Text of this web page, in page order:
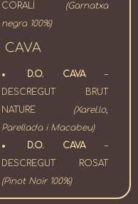
CORALÍ (Garnatxa
negra 100%)
CAVA
D.O. CAVA–
DESCREGUT BRUT
NATURE (Xarel.lo,
Parellada i Macabeu)
D.O. CAVA–
DESCREGUT ROSAT
(Pinot Noir 100%)